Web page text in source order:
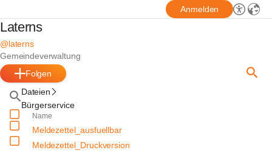
Anmelden
Laterns
@laterns
Gemeindeverwaltung
Folgen
Dateien
Bürgerservice
Name
Meldezettel_ausfuellbar
Meldezettel_Druckversion